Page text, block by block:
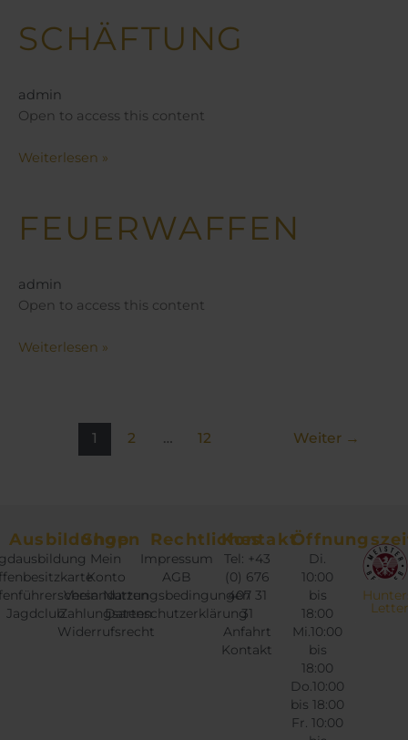
SCHÄFTUNG
admin
Open to access this content
Schäftung
Weiterlesen »
FEUERWAFFEN
admin
Open to access this content
Feuerwaffen
Weiterlesen »
1 2 … 12 Weiter →
Ausbildungen
Jagdclub
Shop
Mein
Konto
Versandarten
Zahlungsarten
Widerrufsrecht
Rechtliches
Impressum
AGB
Nutzungsbedingungen
Datenschutzerklärung
Kontakt
Tel: +43
(0) 676
407 31
31
Anfahrt
Kontakt
Di.
10:00
bis
18:00
Mi.10:00
bis
18:00
Do.10:00
bis 18:00
Fr. 10:00